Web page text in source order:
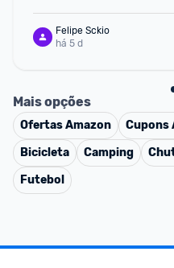
Felipe Sckio
há 5 d
Mais opções
OfertasAmazon Cupons
Bicicleta
Camping
Futebol